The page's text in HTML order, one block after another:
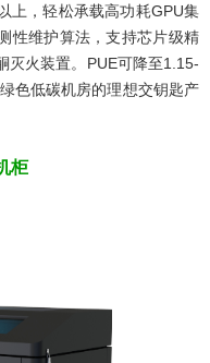
上，轻松承载高功耗GPU集
性维护算法，支持芯片级精
灭火装置。PUE可降至1.15-
色低碳机房的理想交钥匙产
柜